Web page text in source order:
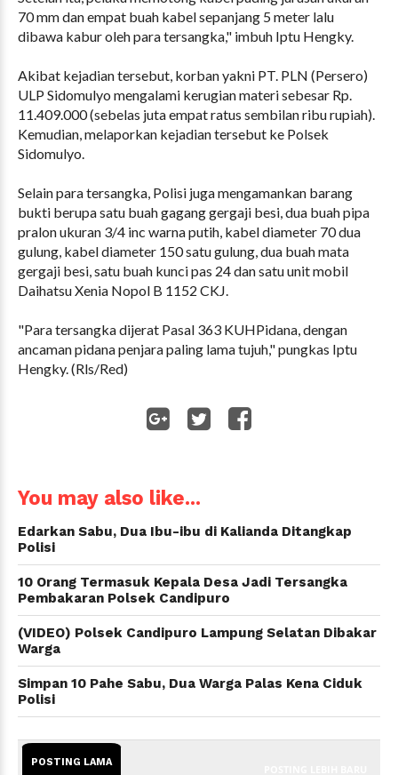
70 mm dan empat buah kabel sepanjang 5 meter lalu
dibawa kabur oleh para tersangka," imbuh Iptu Hengky.
Akibat kejadian tersebut, korban yakni PT. PLN (Persero)
ULP Sidomulyo mengalami kerugian materi sebesar Rp.
11.409.000 (sebelas juta empat ratus sembilan ribu rupiah).
Kemudian, melaporkan kejadian tersebut ke Polsek
Sidomulyo.
Selain para tersangka, Polisi juga mengamankan barang
bukti berupa satu buah gagang gergaji besi, dua buah pipa
pralon ukuran 3/4 inc warna putih, kabel diameter 70 dua
gulung, kabel diameter 150 satu gulung, dua buah mata
gergaji besi, satu buah kunci pas 24 dan satu unit mobil
Daihatsu Xenia Nopol B 1152 CKJ.
"Para tersangka dijerat Pasal 363 KUHPidana, dengan
ancaman pidana penjara paling lama tujuh," pungkas Iptu
Hengky. (Rls/Red)
You may also like...
Edarkan Sabu, Dua Ibu-ibu di Kalianda Ditangkap
Polisi
10 Orang Termasuk Kepala Desa Jadi Tersangka
Pembakaran Polsek Candipuro
(VIDEO) Polsek Candipuro Lampung Selatan Dibakar
Warga
Simpan 10 Pahe Sabu, Dua Warga Palas Kena Ciduk
Polisi
POSTING LAMA